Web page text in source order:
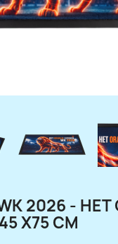
2026 - HET
X75 CM